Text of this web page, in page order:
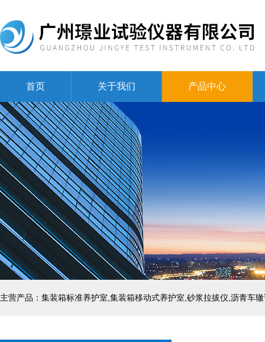
首页 关于我们 产品中心
主营产品：集装箱标准养护室,集装箱移动式养护室,砂浆拉拔仪,沥青车